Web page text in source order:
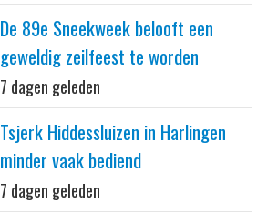
De 89e Sneekweek belooft een
geweldig zeilfeest te worden
7 dagen geleden
Tsjerk Hiddessluizen in Harlingen
minder vaak bediend
7 dagen geleden